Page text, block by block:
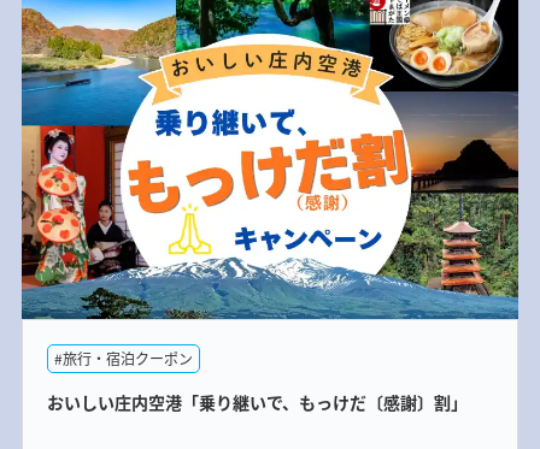
#旅行・宿泊クーポン
おいしい庄内空港「乗り継いで、もっけだ〔感謝〕割」